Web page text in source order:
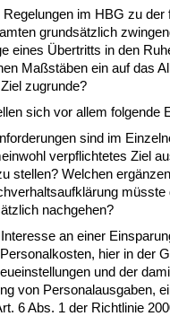
Re­ge­lun­gen im HBG zu
grundsätz­lich
ei­nes Über­tritts in den
Maßstäben ein auf das
zu­grun­de?
sich vor al­lem fol­gen­de
sind im
ver­pflich­te­tes Ziel
stel­len? Wel­chen
müss­te
nach­ge­hen?
an ei­ner
hier in der
und der
von Per­so­nal­aus­ga­ben,
6 Abs. 1 der Richt­li­nie